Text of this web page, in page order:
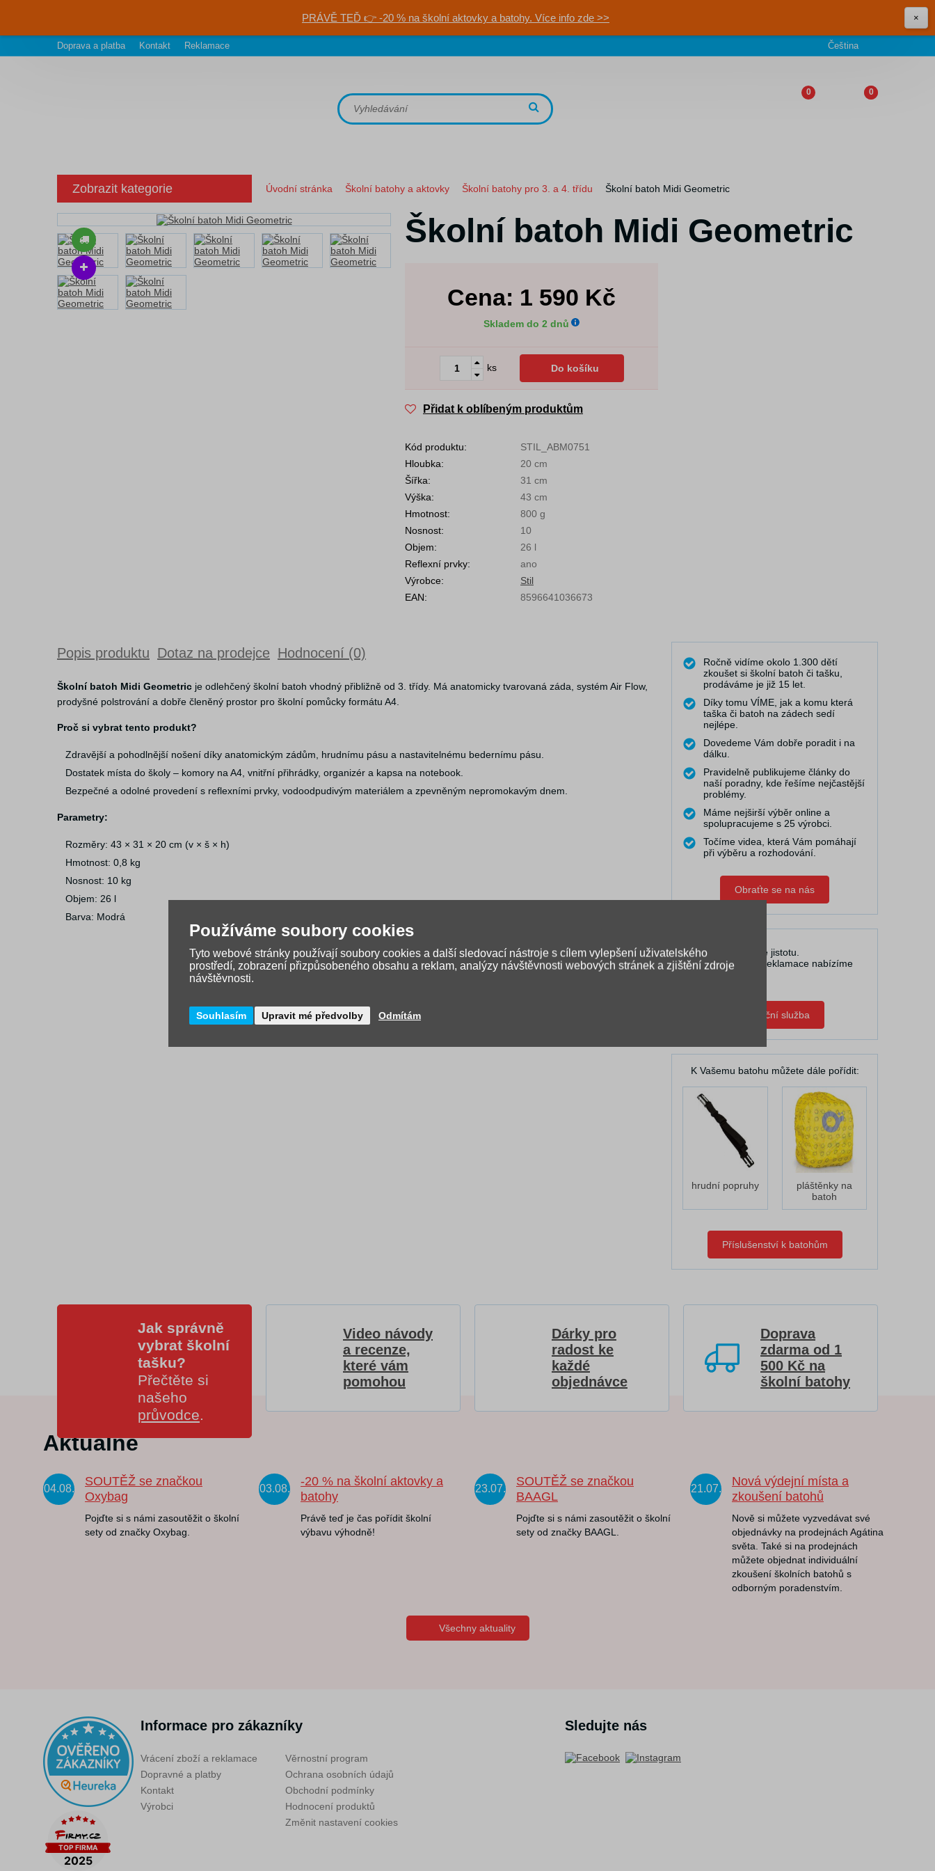
PRÁVĚ TEĎ 👉 -20 % na školní aktovky a batohy. Více info zde >> ×
Doprava a platba Kontakt Reklamace Čeština
0 0
Zobrazit kategorie Úvodní stránka Školní batohy a aktovky Školní batohy pro 3. a 4. třídu Školní batoh Midi Geometric
Školní batoh Midi Geometric
Cena: 1 590 Kč
Skladem do 2 dnů
ks Do košíku
Přidat k oblíbeným produktům
Kód produktu:
STIL_ABM0751
Hloubka:
20 cm
Šířka:
31 cm
Výška:
43 cm
Hmotnost:
800 g
Nosnost:
10
Objem:
26 l
Reflexní prvky:
ano
Výrobce:
Stil
EAN:
8596641036673
Popis produktu Dotaz na prodejce Hodnocení (0)
Školní batoh Midi Geometric je odlehčený školní batoh vhodný přibližně od 3. třídy. Má anatomicky tvarovaná záda, systém Air Flow,
prodyšné polstrování a dobře členěný prostor pro školní pomůcky formátu A4.
Proč si vybrat tento produkt?
Zdravější a pohodlnější nošení díky anatomickým zádům, hrudnímu pásu a nastavitelnému bedernímu pásu.
Dostatek místa do školy – komory na A4, vnitřní přihrádky, organizér a kapsa na notebook.
Bezpečné a odolné provedení s reflexními prvky, vodoodpudivým materiálem a zpevněným nepromokavým dnem.
Parametry:
Rozměry: 43 × 31 × 20 cm (v × š × h)
Hmotnost: 0,8 kg
Nosnost: 10 kg
Objem: 26 l
Barva: Modrá
Ročně vidíme okolo 1.300 dětí
zkoušet si školní batoh či tašku,
prodáváme je již 15 let.
Díky tomu VÍME, jak a komu která
taška či batoh na zádech sedí
nejlépe.
Dovedeme Vám dobře poradit i na
dálku.
Pravidelně publikujeme články do
naší poradny, kde řešíme nejčastější
problémy.
Máme nejširší výběr online a
spolupracujeme s 25 výrobci.
Točíme videa, která Vám pomáhají
při výběru a rozhodování.
Obraťte se na nás
U nás máte jistotu.
V případě reklamace nabízíme
pomoc.
Zápůjční služba
K Vašemu batohu můžete dále pořídit:
hrudní popruhy
pláštěnky na
batoh
Příslušenství k batohům
Jak správně
vybrat školní
tašku?
Přečtěte si
našeho
průvodce
Video návody
a recenze,
které vám
pomohou
Dárky pro
radost ke
každé
objednávce
Doprava
zdarma od 1
500 Kč na
školní batohy
Aktuálně
04.08.
SOUTĚŽ se značkou
Oxybag
Pojďte si s námi zasoutěžit o školní
sety od značky Oxybag.
03.08.
-20 % na školní aktovky a
batohy
Právě teď je čas pořídit školní
výbavu výhodně!
23.07.
SOUTĚŽ se značkou
BAAGL
Pojďte si s námi zasoutěžit o školní
sety od značky BAAGL.
21.07.
Nová výdejní místa a
zkoušení batohů
Nově si můžete vyzvedávat své
objednávky na prodejnách Agátina
světa. Také si na prodejnách
můžete objednat individuální
zkoušení školních batohů s
odborným poradenstvím.
Všechny aktuality
Informace pro zákazníky
Vrácení zboží a reklamace
Dopravné a platby
Kontakt
Výrobci
Věrnostní program
Ochrana osobních údajů
Obchodní podmínky
Hodnocení produktů
Změnit nastavení cookies
Sledujte nás
Používáme soubory cookies
Tyto webové stránky používají soubory cookies a další sledovací nástroje s cílem vylepšení uživatelského
prostředí, zobrazení přizpůsobeného obsahu a reklam, analýzy návštěvnosti webových stránek a zjištění zdroje
návštěvnosti.
Souhlasím Upravit mé předvolby Odmítám